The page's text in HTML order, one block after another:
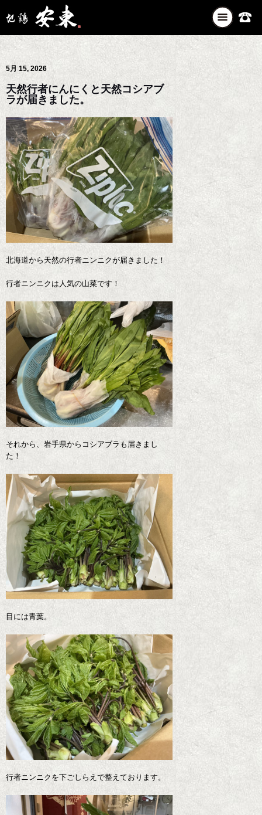
ナ
ビ
ゲ
シ
5月 15, 2026
天然行者にんにくと天然コシアブ
ラが届きました。
北海道から天然の行者ニンニクが届きました！
行者ニンニクは人気の山菜です！
それから、岩手県からコシアブラも届きまし
た！
目には青葉。
行者ニンニクを下ごしらえで整えております。